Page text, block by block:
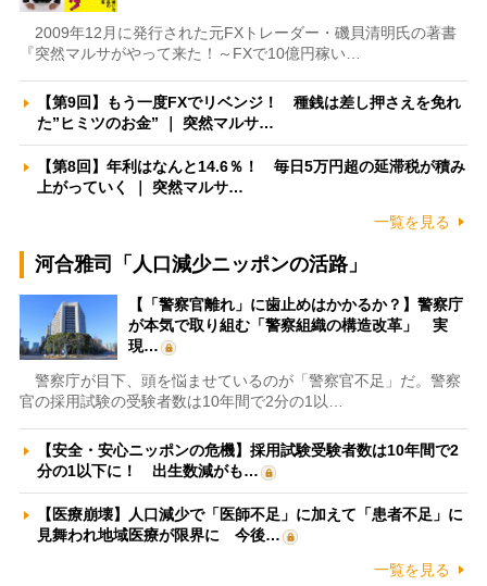
2009年12月に発行された元FXトレーダー・磯貝清明氏の著書
『突然マルサがやって来た！～FXで10億円稼い…
【第9回】もう一度FXでリベンジ！ 種銭は差し押さえを免れ
た”ヒミツのお金” ｜ 突然マルサ…
【第8回】年利はなんと14.6％！ 毎日5万円超の延滞税が積み
上がっていく ｜ 突然マルサ…
一覧を見る
河合雅司「人口減少ニッポンの活路」
【「警察官離れ」に歯止めはかかるか？】警察庁
が本気で取り組む「警察組織の構造改革」 実
現…
警察庁が目下、頭を悩ませているのが「警察官不足」だ。警察
官の採用試験の受験者数は10年間で2分の1以…
【安全・安心ニッポンの危機】採用試験受験者数は10年間で2
分の1以下に！ 出生数減がも…
【医療崩壊】人口減少で「医師不足」に加えて「患者不足」に
見舞われ地域医療が限界に 今後…
一覧を見る